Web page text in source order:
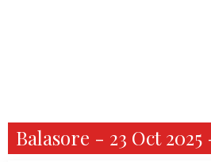
Balasore - 23 Oct 2025